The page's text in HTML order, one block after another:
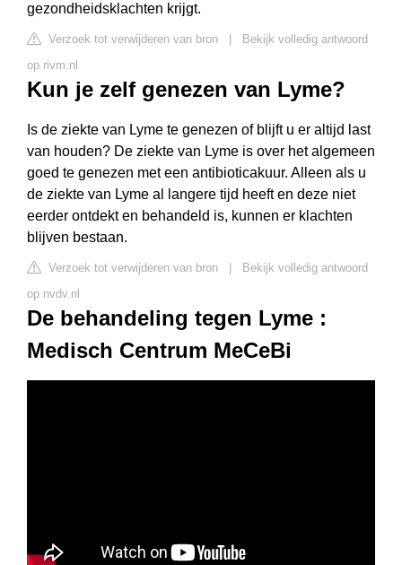
gezondheidsklachten krijgt.
Verzoek tot verwijderen van bron
Bekijk volledig antwoord
op rivm.nl
Kun je zelf genezen van Lyme?
Is de ziekte van Lyme te genezen of blijft u er altijd last
van houden? De ziekte van Lyme is over het algemeen
goed te genezen met een antibioticakuur. Alleen als u
de ziekte van Lyme al langere tijd heeft en deze niet
eerder ontdekt en behandeld is, kunnen er klachten
blijven bestaan.
Verzoek tot verwijderen van bron
Bekijk volledig antwoord
op nvdv.nl
De behandeling tegen Lyme :
Medisch Centrum MeCeBi